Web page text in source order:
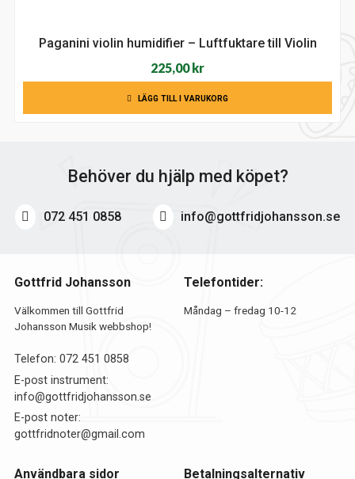
Paganini violin humidifier – Luftfuktare till Violin
225,00kr
LÄGG TILL I VARUKORG
Behöver du hjälp med köpet?
072 451 0858 info@gottfridjohansson.se
Gottfrid Johansson
Välkommen till Gottfrid
Johansson Musik webbshop!
Telefon: 072 451 0858
E-post instrument:
info@gottfridjohansson.se
E-post noter:
gottfridnoter@gmail.com
Telefontider:
Måndag – fredag 10-12
Användbara sidor Betalningsalternativ